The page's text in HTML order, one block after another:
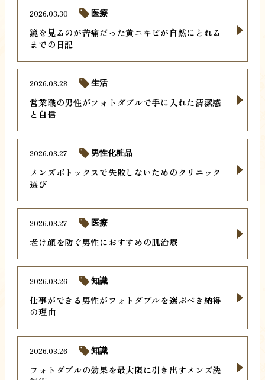
鏡を見るのが苦痛だった黄ニキビが自然にとれる
までの日記
2026.03.30 医療
営業職の男性がフォトダブルで手に入れた清潔感
と自信
2026.03.28 生活
メンズボトックスで失敗しないためのクリニック
選び
2026.03.27 男性化粧品
老け顔を防ぐ男性におすすめの肌治療
2026.03.27 医療
仕事ができる男性がフォトダブルを選ぶべき納得
の理由
2026.03.26 知識
フォトダブルの効果を最大限に引き出すメンズ洗
2026.03.26 知識